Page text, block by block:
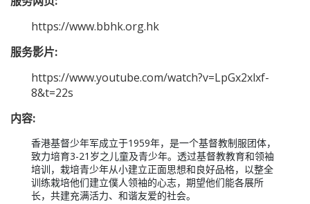
https://www.bbhk.org.hk
服务影片:
https://www.youtube.com/watch?v=LpGx2xlxf-
8&t=22s
内容:
香港基督少年军成立于1959年，是一个基督教制服团体，
致力培育3-21岁之儿童及青少年。透过基督教教育和领袖
培训，栽培青少年从小建立正面思想和良好品格，以整全
训练栽培他们建立僕人领袖的心志，期望他们能各展所
长，共建充满活力、和谐友爱的社会。